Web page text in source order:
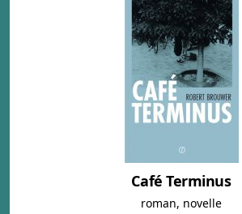
Café Terminus
roman, novelle